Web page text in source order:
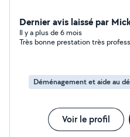
Dernier avis laissé par
Il y a plus de 6 mois
Très bonne prestation très
Déménagement et aide au
Voir le profil